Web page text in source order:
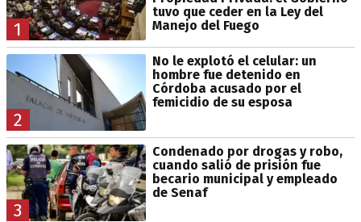
1
tuvo que ceder en la Ley del
Manejo del Fuego
2
No le explotó el celular: un
hombre fue detenido en
Córdoba acusado por el
femicidio de su esposa
3
Condenado por drogas y robo,
cuando salió de prisión fue
becario municipal y empleado
de Senaf